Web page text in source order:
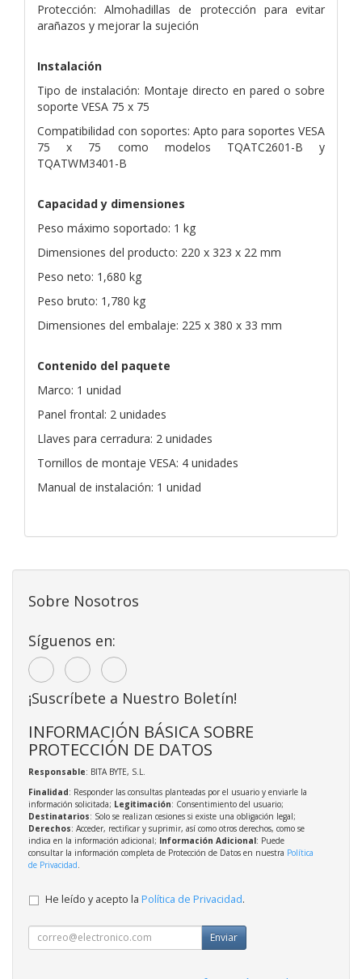
Protección: Almohadillas de protección para evitar
arañazos y mejorar la sujeción
Instalación
Tipo de instalación: Montaje directo en pared o sobre
soporte VESA 75 x 75
Compatibilidad con soportes: Apto para soportes VESA
75 x 75 como modelos TQATC2601-B y
TQATWM3401-B
Capacidad y dimensiones
Peso máximo soportado: 1 kg
Dimensiones del producto: 220 x 323 x 22 mm
Peso neto: 1,680 kg
Peso bruto: 1,780 kg
Dimensiones del embalaje: 225 x 380 x 33 mm
Contenido del paquete
Marco: 1 unidad
Panel frontal: 2 unidades
Llaves para cerradura: 2 unidades
Tornillos de montaje VESA: 4 unidades
Manual de instalación: 1 unidad
Sobre Nosotros
Síguenos en:
¡Suscríbete a Nuestro Boletín!
INFORMACIÓN BÁSICA SOBRE
PROTECCIÓN DE DATOS
Responsable: BITA BYTE, S.L.
Finalidad: Responder las consultas planteadas por el usuario y enviarle la
información solicitada; Legitimación: Consentimiento del usuario;
Destinatarios: Solo se realizan cesiones si existe una obligación legal;
Derechos: Acceder, rectificar y suprimir, así como otros derechos, como se
indica en la información adicional; Información Adicional: Puede
consultar la información completa de Protección de Datos en nuestra Política
de Privacidad
He leído y acepto la Política de Privacidad.
Enviar